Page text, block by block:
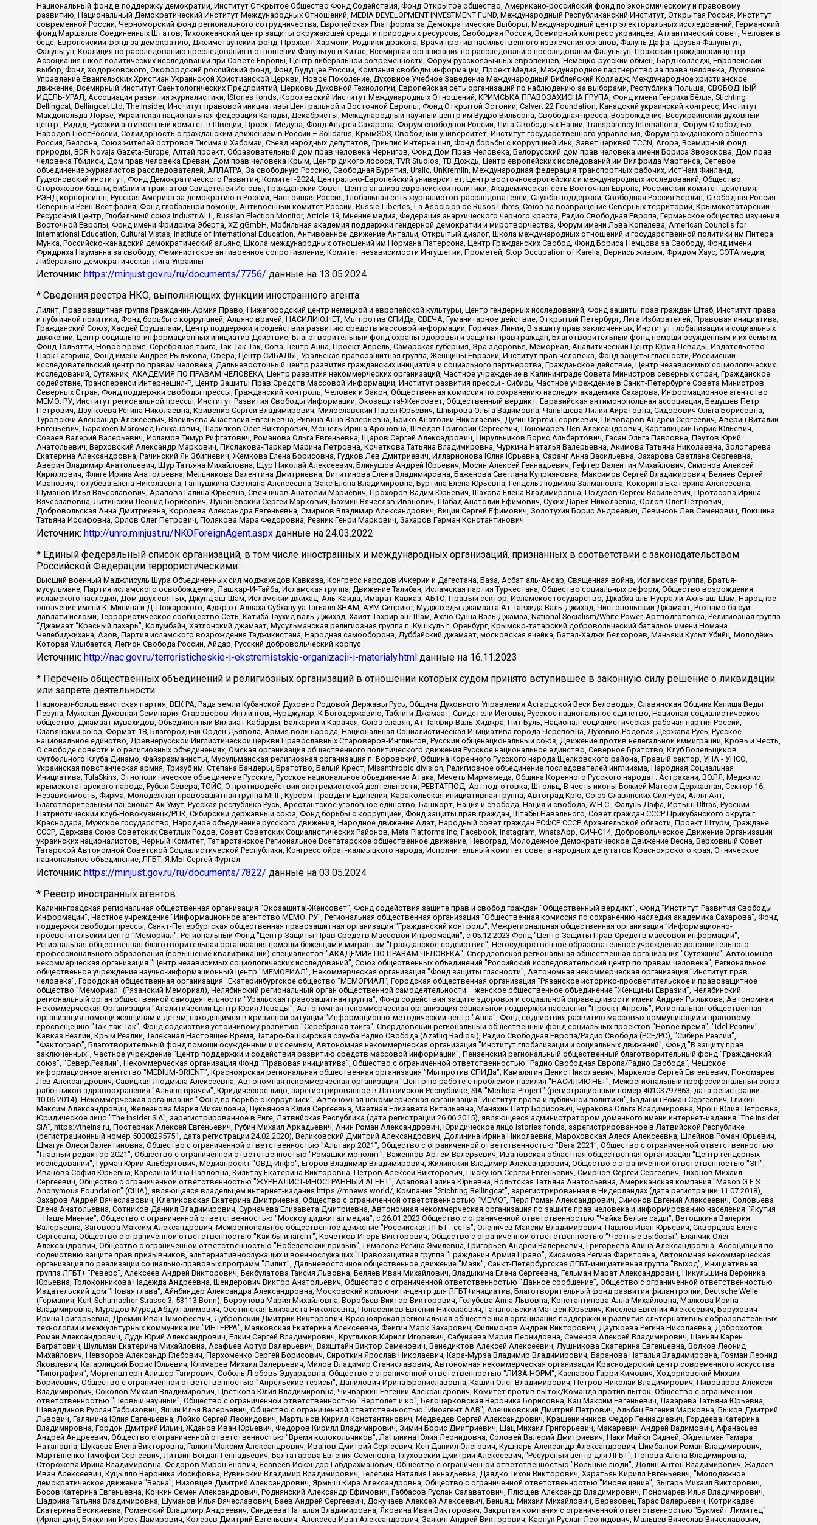
Национальный фонд в поддержку демократии, Институт Открытое Общество Фонд Содействия, Фонд Открытое общество, Американо-российский фонд по экономическому и правовому
развитию, Национальный Демократический Институт Международных Отношений, MEDIA DEVELOPMENT INVESTMENT FUND, Международный Республиканский Институт, Открытая Россия, Институт
современной России, Черноморский фонд регионального сотрудничества, Европейская Платформа за Демократические Выборы, Международный центр электоральных исследований, Германский
фонд Маршалла Соединенных Штатов, Тихоокеанский центр защиты окружающей среды и природных ресурсов, Свободная Россия, Всемирный конгресс украинцев, Атлантический совет, Человек в
беде, Европейский фонд за демократию, Джеймстаунский фонд, Прожект Хармони, Родники дракона, Врачи против насильственного извлечения органов, Фалунь Дафа, Друзья Фалуньгун,
Фалуньгун, Коалиция по расследованию преследования в отношении Фалуньгун в Китае, Всемирная организация по расследованию преследований Фалуньгун, Пражский гражданский центр,
Ассоциация школ политических исследований при Совете Европы, Центр либеральной современности, Форум русскоязычных европейцев, Немецко-русский обмен, Бард колледж, Европейский
выбор, Фонд Ходорковского, Оксфордский российский фонд, Фонд Будущее России, Компания свободы информации, Проект Медиа, Международное партнерство за права человека, Духовное
Управление Евангельских Христиан Украинской Христианской Церкви, Новое Поколение, Духовное Учебное Заведение Международный Библейский Колледж, Международное христианское
движение, Всемирный Институт Саентологических Предприятий, Церковь Духовной Технологии, Европейская сеть организаций по наблюдению за выборами, Республика Польша, СВОБОДНЫЙ
ИДЕЛЬ-УРАЛ, Ассоциация развития журналистики, IStories fonds, Королевский Институт Международных Отношений, КРИМСЬКА ПРАВОЗАХИСНА ГРУПА, Фонд имени Генриха Бёлля, Stichting
Bellingcat, Bellingcat Ltd, The Insider, Институт правовой инициативы Центральной и Восточной Европы, Фонд Открытой Эстонии, Calvert 22 Foundation, Канадский украинский конгресс, Институт
Макдональда-Лорье, Украинская национальная федерация Канады, Декабристы, Международный научный центр им Вудро Вильсона, Свободная пресса, Возрождение, Всеукраинский духовный
центр , Риддл, Русский антивоенный комитет в Швеции, Проект Медуза, Фонд Андрея Сахарова, Форум свободной России, Лига Свободных Наций, Transparеncy International, Форум Свободных
Народов ПостРоссии, Солидарность с гражданским движением в России – Solidarus, КрымSOS, Свободный университет, Институт государственного управления, Форум гражданского общества
Россия, Беллона, Союз жителей островов Тисима и Хабомаи, Съезд народных депутатов, Гринпис Интернешнл, Фонд борьбы с коррупцией Инк, Завет церквей TCCN, Агора, Всемирный фонд
природы, BDR Novaja Gazeta-Europe, Алтай проект, Образовательный дом прав человека Чернигов, Фонд Дом Прав Человека, Белорусский дом прав человека имени Бориса Звозскова, Дом прав
человека Тбилиси, Дом прав человека Ереван, Дом прав человека Крым, Центр дикого лосося, TVR Studios, ТВ Дождь, Центр европейских исследований им Вилфрида Мартенса, Сетевое
объединение журналистов расследователей, АЛЛАТРА, За свободную Россию, Свободная Бурятия, Uralic, UnKremlin, Международная федерация транспортных рабочих, ИстЧам Финланд,
Гудзоновский институт, Фонд Демократического Развития, Комитет-2024, Центрально-Европейский университет, Центр восточноевропейских и международных исследований, Общество
Сторожевой башни, Библии и трактатов Свидетелей Иеговы, Гражданский Совет, Центр анализа европейской политики, Академическая сеть Восточная Европа, Российский комитет действия,
РЭНД корпорейшн, Русская Америка за демократию в России, Настоящая Россия, Глобальная сеть журналистов-расследователей, Служба поддержки, Свободная Россия Берлин, Свободная Россия
Северный Рейн-Вестфалия, Фонд глобальной помощи, Антивоенный комитет России, Russie-Libertes, La Asocicion de Rusos Libres, Союз за возвращение Северных территорий, Крымскотатарский
Ресурсный Центр, Глобальный союз IndustriALL, Russian Election Monitor, Article 19, Мнение медиа, Федерация анархического черного креста, Радио Свободная Европа, Германское общество изучения
Восточной Европы, Фонд имени Фридриха Эберта, XZ gGmbH, Мобильная академия поддержки гендерной демократии и миротворчества, Форум имени Льва Копелева, American Councils for
International Education, Cultural Vistas, Institute of International Education, Антивоенное движение Антальи, Открытый диалог, Школа международных отношений и государственной политики им Питера
Мунка, Российско-канадский демократический альянс, Школа международных отношений им Нормана Патерсона, Центр Гражданских Свобод, Фонд Бориса Немцова за Свободу, Фонд имени
Фридриха Науманна за свободу, Феминистское антивоенное сопротивление, Комитет независимости Ингушетии, Прометей, Stop Occupation of Karelia, Вернись живым, Фридом Хаус, СОТА медиа,
Либерально-демократическая Лига Украины
Источник: https://minjust.gov.ru/ru/documents/7756/ данные на 13.05.2024
* Сведения реестра НКО, выполняющих функции иностранного агента:
Лилит, Правозащитная группа Гражданин.Армия.Право, Нижегородский центр немецкой и европейской культуры, Центр гендерных исследований, Фонд защиты прав граждан Штаб, Институт права
и публичной политики, Фонд борьбы с коррупцией, Альянс врачей, НАСИЛИЮ.НЕТ, Мы против СПИДа, СВЕЧА, Гуманитарное действие, Открытый Петербург, Лига Избирателей, Правовая инициатива,
Гражданский Союз, Хасдей Ерушалаим, Центр поддержки и содействия развитию средств массовой информации, Горячая Линия, В защиту прав заключенных, Институт глобализации и социальных
движений, Центр социально-информационных инициатив Действие, Благотворительный фонд охраны здоровья и защиты прав граждан, Благотворительный фонд помощи осужденным и их семьям,
Фонд Тольятти, Новое время, Серебряная тайга, Так-Так-Так, Сова, центр Анна, Проект Апрель, Самарская губерния, Эра здоровья, Мемориал, Аналитический Центр Юрия Левады, Издательство
Парк Гагарина, Фонд имени Андрея Рылькова, Сфера, Центр СИБАЛЬТ, Уральская правозащитная группа, Женщины Евразии, Институт прав человека, Фонд защиты гласности, Российский
исследовательский центр по правам человека, Дальневосточный центр развития гражданских инициатив и социального партнерства, Гражданское действие, Центр независимых социологических
исследований, Сутяжник, АКАДЕМИЯ ПО ПРАВАМ ЧЕЛОВЕКА, Центр развития некоммерческих организаций, Частное учреждение в Калининграде Совета Министров северных стран, Гражданское
содействие, Трансперенси Интернешнл-Р, Центр Защиты Прав Средств Массовой Информации, Институт развития прессы - Сибирь, Частное учреждение в Санкт-Петербурге Совета Министров
Северных Стран, Фонд поддержки свободы прессы, Гражданский контроль, Человек и Закон, Общественная комиссия по сохранению наследия академика Сахарова, Информационное агентство
МЕМО. РУ, Институт региональной прессы, Институт Развития Свободы Информации, Экозащита!-Женсовет, Общественный вердикт, Евразийская антимонопольная ассоциация, Бедушев Петр
Петрович, Дзугкоева Регина Николаевна, Кривенко Сергей Владимирович, Милославский Павел Юрьевич, Шнырова Ольга Вадимовна, Чанышева Лилия Айратовна, Сидорович Ольга Борисовна,
Туровский Александр Алексеевич, Васильева Анастасия Евгеньевна, Ривина Анна Валерьевна, Бойко Анатолий Николаевич, Дугин Сергей Георгиевич, Пивоваров Андрей Сергеевич, Аверин Виталий
Евгеньевич, Барахоев Магомед Бекханович, Шарипков Олег Викторович, Мошель Ирина Ароновна, Шведов Григорий Сергеевич, Пономарев Лев Александрович, Каргалицкий Борис Юльевич,
Созаев Валерий Валерьевич, Исламов Тимур Рифгатович, Романова Ольга Евгеньевна, Щаров Сергей Алексадрович, Цирульников Борис Альбертович, Гасан Ольга Павловна, Паутов Юрий
Анатольевич, Верховский Александр Маркович, Пислакова-Паркер Марина Петровна, Кочеткова Татьяна Владимировна, Чуркина Наталья Валерьевна, Акимова Татьяна Николаевна, Золотарева
Екатерина Александровна, Рачинский Ян Збигневич, Жемкова Елена Борисовна, Гудков Лев Дмитриевич, Илларионова Юлия Юрьевна, Саранг Анна Васильевна, Захарова Светлана Сергеевна,
Аверин Владимир Анатольевич, Щур Татьяна Михайловна, Щур Николай Алексеевич, Блинушов Андрей Юрьевич, Мосин Алексей Геннадьевич, Гефтер Валентин Михайлович, Симонов Алексей
Кириллович, Флиге Ирина Анатольевна, Мельникова Валентина Дмитриевна, Вититинова Елена Владимировна, Баженова Светлана Куприяновна, Максимов Сергей Владимирович, Беляев Сергей
Иванович, Голубева Елена Николаевна, Ганнушкина Светлана Алексеевна, Закс Елена Владимировна, Буртина Елена Юрьевна, Гендель Людмила Залмановна, Кокорина Екатерина Алексеевна,
Шуманов Илья Вячеславович, Арапова Галина Юрьевна, Свечников Анатолий Мариевич, Прохоров Вадим Юрьевич, Шахова Елена Владимировна, Подузов Сергей Васильевич, Протасова Ирина
Вячеславовна, Литинский Леонид Борисович, Лукашевский Сергей Маркович, Бахмин Вячеслав Иванович, Шабад Анатолий Ефимович, Сухих Дарья Николаевна, Орлов Олег Петрович,
Добровольская Анна Дмитриевна, Королева Александра Евгеньевна, Смирнов Владимир Александрович, Вицин Сергей Ефимович, Золотухин Борис Андреевич, Левинсон Лев Семенович, Локшина
Татьяна Иосифовна, Орлов Олег Петрович, Полякова Мара Федоровна, Резник Генри Маркович, Захаров Герман Константинович
Источник: http://unro.minjust.ru/NKOForeignAgent.aspx данные на 24.03.2022
* Единый федеральный список организаций, в том числе иностранных и международных организаций, признанных в соответствии с законодательством
Российской Федерации террористическими:
Высший военный Маджлисуль Шура Объединенных сил моджахедов Кавказа, Конгресс народов Ичкерии и Дагестана, База, Асбат аль-Ансар, Священная война, Исламская группа, Братья-
мусульмане, Партия исламского освобождения, Лашкар-И-Тайба, Исламская группа, Движение Талибан, Исламская партия Туркестана, Общество социальных реформ, Общество возрождения
исламского наследия, Дом двух святых, Джунд аш-Шам, Исламский джихад, Аль-Каида, Имарат Кавказ, АБТО, Правый сектор, Исламское государство, Джабха аль-Нусра ли-Ахль аш-Шам, Народное
ополчение имени К. Минина и Д. Пожарского, Аджр от Аллаха Субхану уа Тагьаля SHAM, АУМ Синрике, Муджахеды джамаата Ат-Тавхида Валь-Джихад, Чистопольский Джамаат, Рохнамо ба суи
давлати исломи, Террористическое сообщество Сеть, Катиба Таухид валь-Джихад, Хайят Тахрир аш-Шам, Ахлю Сунна Валь Джамаа, National Socialism/White Power, Артподготовка, Религиозная группа
“Джамаат “Красный пахарь”, Колумбайн, Хатлонский джамаат, Мусульманская религиозная группа п. Кушкуль г. Оренбург, Крымско-татарский добровольческий батальон имени Номана
Челебиджихана, Азов, Партия исламского возрождения Таджикистана, Народная самооборона, Дуббайский джамаат, московская ячейка, Батал-Хаджи Белхороев, Маньяки Культ Убийц, Молодёжь
Которая Улыбается, Легион Свобода России, Айдар, Русский добровольческий корпус
Источник: http://nac.gov.ru/terroristicheskie-i-ekstremistskie-organizacii-i-materialy.html данные на 16.11.2023
* Перечень общественных объединений и религиозных организаций в отношении которых судом принято вступившее в законную силу решение о ликвидации
или запрете деятельности:
Национал-большевистская партия, ВЕК РА, Рада земли Кубанской Духовно Родовой Державы Русь, Община Духовного Управления Асгардской Веси Беловодья, Славянская Община Капища Веды
Перуна, Мужская Духовная Семинария Староверов-Инглингов, Нурджулар, К Богодержавию, Таблиги Джамаат, Свидетели Иеговы, Русское национальное единство, Национал-социалистическое
общество, Джамаат мувахидов, Объединенный Вилайат Кабарды, Балкарии и Карачая, Союз славян, Ат-Такфир Валь-Хиджра, Пит Буль, Национал-социалистическая рабочая партия России,
Славянский союз, Формат-18, Благородный Орден Дьявола, Армия воли народа, Национальная Социалистическая Инициатива города Череповца, Духовно-Родовая Держава Русь, Русское
национальное единство, Древнерусской Инглистической церкви Православных Староверов-Инглингов, Русский общенациональный союз, Движение против нелегальной иммиграции, Кровь и Честь,
О свободе совести и о религиозных объединениях, Омская организация общественного политического движения Русское национальное единство, Северное Братство, Клуб Болельщиков
Футбольного Клуба Динамо, Файзрахманисты, Мусульманская религиозная организация п. Боровский, Община Коренного Русского народа Щелковского района, Правый сектор, УНА - УНСО,
Украинская повстанческая армия, Тризуб им. Степана Бандеры, Братство, Белый Крест, Misanthropic division, Религиозное объединение последователей инглиизма, Народная Социальная
Инициатива, TulaSkins, Этнополитическое объединение Русские, Русское национальное объединение Атака, Мечеть Мирмамеда, Община Коренного Русского народа г. Астрахани, ВОЛЯ, Меджлис
крымскотатарского народа, Рубеж Севера, ТОЙС, О противодействии экстремистской деятельности, РЕВТАТПОД, Артподготовка, Штольц, В честь иконы Божией Матери Державная, Сектор 16,
Независимость, Фирма, Молодежная правозащитная группа МПГ, Курсом Правды и Единения, Каракольская инициативная группа, Автоград Крю, Союз Славянских Сил Руси, Алля-Аят,
Благотворительный пансионат Ак Умут, Русская республика Русь, Арестантское уголовное единство, Башкорт, Нация и свобода, Нация и свобода, W.H.С., Фалунь Дафа, Иртыш Ultras, Русский
Патриотический клуб-Новокузнецк/РПК, Сибирский державный союз, Фонд борьбы с коррупцией, Фонд защиты прав граждан, Штабы Навального, Совет граждан СССР Прикубанского округа г.
Краснодара, Мужское государство, Народное объединение русского движения, Народное движение Адат, Народный совет граждан РСФСР СССР Архангельской области, Проект Штурм, Граждане
СССР, Держава Союз Советских Светлых Родов, Совет Советских Социалистических Районов, Meta Platforms Inc, Facebook, Instagram, WhatsApp, СИЧ-С14, Добровольческое Движение Организации
украинских националистов, Черный Комитет, Татарстанское Региональное Всетатарское общественное движение, Невоград, Молодежное Демократическое Движение Весна, Верховный Совет
Татарской Автономной Советской Социалистической Республики, Конгресс ойрат-калмыцкого народа, Исполнительный комитет совета народных депутатов Красноярского края, Этническое
национальное объединение, ЛГБТ, Я.МЫ Сергей Фургал
Источник: https://minjust.gov.ru/ru/documents/7822/ данные на 03.05.2024
* Реестр иностранных агентов:
Калининградская региональная общественная организация "Экозащита!-Женсовет", Фонд содействия защите прав и свобод граждан "Общественный вердикт", Фонд "Институт Развития Свободы Информации", Частное учреждение "Информационное агентство МЕМО. РУ", Региональная общественная организация "Общественная комиссия по сохранению наследия академика Сахарова", Фонд поддержки свободы прессы, Санкт-Петербургская общественная правозащитная организация "Гражданский контроль", Межрегиональная общественная организация "Информационно-просветительский центр "Мемориал", Региональный Фонд "Центр Защиты Прав Средств Массовой Информации", с 05.12.2023 Фонд "Центр Защиты Прав Средств массовой информации", Региональная общественная благотворительная организация помощи беженцам и мигрантам "Гражданское содействие", Негосударственное образовательное учреждение дополнительного профессионального образования (повышение квалификации) специалистов "АКАДЕМИЯ ПО ПРАВАМ ЧЕЛОВЕКА", Свердловская региональная общественная организация "Сутяжник", Автономная некоммерческая организация "Центр независимых социологических исследований", Союз общественных объединений "Российский исследовательский центр по правам человека", Региональное общественное учреждение научно-информационный центр "МЕМОРИАЛ", Некоммерческая организация "Фонд защиты гласности", Автономная некоммерческая организация "Институт прав человека", Городская общественная организация "Екатеринбургское общество "МЕМОРИАЛ", Городская общественная организация "Рязанское историко-просветительское и правозащитное общество "Мемориал" (Рязанский Мемориал), Челябинский региональный орган общественной самодеятельности – женское общественное объединение "Женщины Евразии", Челябинский региональный орган общественной самодеятельности "Уральская правозащитная группа", Фонд содействия защите здоровья и социальной справедливости имени Андрея Рылькова, Автономная Некоммерческая Организация "Аналитический Центр Юрия Левады", Автономная некоммерческая организация социальной поддержки населения "Проект Апрель", Региональная общественная организация помощи женщинам и детям, находящимся в кризисной ситуации "Информационно-методический центр "Анна", Фонд содействия развитию массовых коммуникаций и правовому просвещению "Так-так-Так", Фонд содействия устойчивому развитию "Серебряная тайга", Свердловский региональный общественный фонд социальных проектов "Новое время", "Idel.Реалии", Кавказ.Реалии, Крым.Реалии, Телеканал Настоящее Время, Татаро-башкирская служба Радио Свобода (Azatliq Radiosi), Радио Свободная Европа/Радио Свобода (PCE/PC), "Сибирь.Реалии", "Фактограф", Благотворительный фонд помощи осужденным и их семьям, Автономная некоммерческая организация "Институт глобализации и социальных движений", Фонд "В защиту прав заключенных", Частное учреждение "Центр поддержки и содействия развитию средств массовой информации", Пензенский региональный общественный благотворительный фонд "Гражданский союз", "Север.Реалии", Некоммерческая организация Фонд "Правовая инициатива", Общество с ограниченной ответственностью "Радио Свободная Европа/Радио Свобода", Чешское информационное агентство "MEDIUM-ORIENT", Красноярская региональная общественная организация "Мы против СПИДа", Камалягин Денис Николаевич, Маркелов Сергей Евгеньевич, Пономарев Лев Александрович, Савицкая Людмила Алексеевна, Автономная некоммерческая организация "Центр по работе с проблемой насилия "НАСИЛИЮ.НЕТ", Межрегиональный профессиональный союз работников здравоохранения "Альянс врачей", Юридическое лицо, зарегистрированное в Латвийской Республике, SIA "Medusa Project" (регистрационный номер 40103797863, дата регистрации 10.06.2014), Некоммерческая организация "Фонд по борьбе с коррупцией", Автономная некоммерческая организация "Институт права и публичной политики", Баданин Роман Сергеевич, Гликин Максим Александрович, Железнова Мария Михайловна, Лукьянова Юлия Сергеевна, Маетная Елизавета Витальевна, Маняхин Петр Борисович, Чуракова Ольга Владимировна, Ярош Юлия Петровна, Юридическое лицо "The Insider SIA", зарегистрированное в Риге, Латвийская Республика (дата регистрации 26.06.2015), являющееся администратором доменного имени интернет-издания "The Insider SIA", https://theins.ru, Постернак Алексей Евгеньевич, Рубин Михаил Аркадьевич, Анин Роман Александрович, Юридическое лицо Istories fonds, зарегистрированное в Латвийской Республике (регистрационный номер 50008295751, дата регистрации 24.02.2020), Великовский Дмитрий Александрович, Долинина Ирина Николаевна, Мароховская Алеся Алексеевна, Шлейнов Роман Юрьевич, Шмагун Олеся Валентиновна, Общество с ограниченной ответственностью "Альтаир 2021", Общество с ограниченной ответственностью "Вега 2021", Общество с ограниченной ответственностью "Главный редактор 2021", Общество с ограниченной ответственностью "Ромашки монолит", Важенков Артем Валерьевич, Ивановская областная общественная организация "Центр гендерных исследований", Гурман Юрий Альбертович, Медиапроект "ОВД-Инфо", Егоров Владимир Владимирович, Жилинский Владимир Александрович, Общество с ограниченной ответственностью "ЗП", Иванова София Юрьевна, Карезина Инна Павловна, Кильтау Екатерина Викторовна, Петров Алексей Викторович, Пискунов Сергей Евгеньевич, Смирнов Сергей Сергеевич, Тихонов Михаил Сергеевич, Общество с ограниченной ответственностью "ЖУРНАЛИСТ-ИНОСТРАННЫЙ АГЕНТ", Арапова Галина Юрьевна, Вольтская Татьяна Анатольевна, Американская компания "Mason G.E.S. Anonymous Foundation" (США), являющаяся владельцем интернет-издания https://mnews.world/, Компания "Stichting Bellingcat", зарегистрированная в Нидерландах (дата регистрации 11.07.2018), Захаров Андрей Вячеславович, Клепиковская Екатерина Дмитриевна, Общество с ограниченной ответственностью "МЕМО", Перл Роман Александрович, Симонов Евгений Алексеевич, Соловьева Елена Анатольевна, Сотников Даниил Владимирович, Сурначева Елизавета Дмитриевна, Автономная некоммерческая организация по защите прав человека и информированию населения "Якутия – Наше Мнение", Общество с ограниченной ответственностью "Москоу диджитал медиа", с 26.01.2023 Общество с ограниченной ответственностью "Чайка Белые сады", Ветошкина Валерия Валерьевна, Заговора Максим Александрович, Межрегиональное общественное движение "Российская ЛГБТ - сеть", Оленичев Максим Владимирович, Павлов Иван Юрьевич, Скворцова Елена Сергеевна, Общество с ограниченной ответственностью "Как бы инагент", Кочетков Игорь Викторович, Общество с ограниченной ответственностью "Честные выборы", Еланчик Олег Александрович, Общество с ограниченной ответственностью "Нобелевский призыв", Гималова Регина Эмилевна, Григорьев Андрей Валерьевич, Григорьева Алина Александровна, Ассоциация по содействию защите прав призывников, альтернативнослужащих и военнослужащих "Правозащитная группа "Гражданин.Армия.Право", Хисамова Регина Фаритовна, Автономная некоммерческая организация по реализации социально-правовых программ "Лилит", Дальневосточное общественное движение "Маяк", Санкт-Петербургская ЛГБТ-инициативная группа "Выход", Инициативная группа ЛГБТ+ "Реверс", Алексеев Андрей Викторович, Бекбулатова Таисия Львовна, Беляев Иван Михайлович, Владыкина Елена Сергеевна, Гельман Марат Александрович, Никульшина Вероника Юрьевна, Толоконникова Надежда Андреевна, Шендерович Виктор Анатольевич, Общество с ограниченной ответственностью "Данное сообщение", Общество с ограниченной ответственностью Издательский дом "Новая глава", Айнбиндер Александра Александровна, Московский комьюнити-центр для ЛГБТ+инициатив, Благотворительный фонд развития филантропии, Deutsche Welle (Германия, Kurt-Schumacher-Strasse 3, 53113 Bonn), Борзунова Мария Михайловна, Воробьев Виктор Викторович, Голубева Анна Львовна, Константинова Алла Михайловна, Малкова Ирина Владимировна, Мурадов Мурад Абдулгалимович, Осетинская Елизавета Николаевна, Понасенков Евгений Николаевич, Ганапольский Матвей Юрьевич, Киселев Евгений Алексеевич, Борухович Ирина Григорьевна, Дремин Иван Тимофеевич, Дубровский Дмитрий Викторович, Красноярская региональная общественная организация поддержки и развития альтернативных образовательных технологий и межкультурных коммуникаций "ИНТЕРРА", Маяковская Екатерина Алексеевна, Фейгин Марк Захарович, Филимонов Андрей Викторович, Дзугкоева Регина Николаевна, Доброхотов Роман Александрович, Дудь Юрий Александрович, Елкин Сергей Владимирович, Кругликов Кирилл Игоревич, Сабунаева Мария Леонидовна, Семенов Алексей Владимирович, Шаинян Карен Багратович, Шульман Екатерина Михайловна, Асафьев Артур Валерьевич, Вахштайн Виктор Семенович, Венедиктов Алексей Алексеевич, Лушникова Екатерина Евгеньевна, Волков Леонид Михайлович, Невзоров Александр Глебович, Пархоменко Сергей Борисович, Сироткин Ярослав Николаевич, Кара-Мурза Владимир Владимирович, Баранова Наталья Владимировна, Гозман Леонид Яковлевич, Кагарлицкий Борис Юльевич, Климарев Михаил Валерьевич, Милов Владимир Станиславович, Автономная некоммерческая организация Краснодарский центр современного искусства "Типография", Моргенштерн Алишер Тагирович, Соболь Любовь Эдуардовна, Общество с ограниченной ответственностью "ЛИЗА НОРМ", Каспаров Гарри Кимович, Ходорковский Михаил Борисович, Общество с ограниченной ответственностью "Апрельские тезисы", Данилович Ирина Брониславовна, Кашин Олег Владимирович, Петров Николай Владимирович, Пивоваров Алексей Владимирович, Соколов Михаил Владимирович, Цветкова Юлия Владимировна, Чичваркин Евгений Александрович, Комитет против пыток/Команда против пыток, Общество с ограниченной ответственностью "Первый научный", Общество с ограниченной ответственностью "Вертолет и ко", Белоцерковская Вероника Борисовна, Кац Максим Евгеньевич, Лазарева Татьяна Юрьевна, Шаведдинов Руслан Табризович, Яшин Илья Валерьевич, Общество с ограниченной ответственностью "Иноагент ААВ", Алешковский Дмитрий Петрович, Альбац Евгения Марковна, Быков Дмитрий Львович, Галямина Юлия Евгеньевна, Лойко Сергей Леонидович, Мартынов Кирилл Константинович, Медведев Сергей Александрович, Крашенинников Федор Геннадиевич, Гордеева Катерина Вл